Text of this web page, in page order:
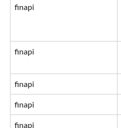
finapi
finapi
finapi
finapi
finapi